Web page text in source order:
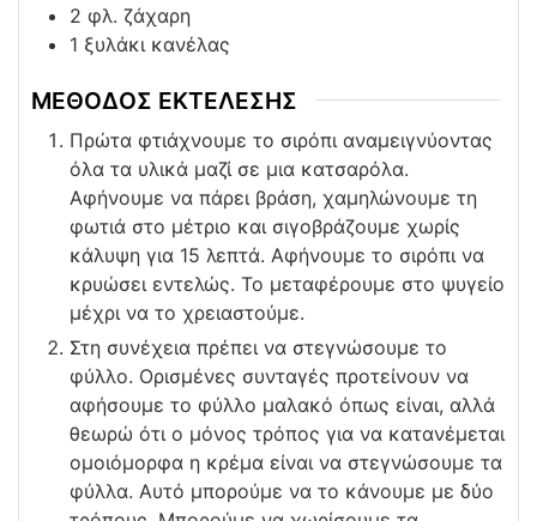
2 φλ. ζάχαρη
1 ξυλάκι κανέλας
ΜΕΘΟΔΟΣ ΕΚΤΕΛΕΣΗΣ
Πρώτα φτιάχνουμε το σιρόπι αναμειγνύοντας
όλα τα υλικά μαζί σε μια κατσαρόλα.
Αφήνουμε να πάρει βράση, χαμηλώνουμε τη
φωτιά στο μέτριο και σιγοβράζουμε χωρίς
κάλυψη για 15 λεπτά. Αφήνουμε το σιρόπι να
κρυώσει εντελώς. Το μεταφέρουμε στο ψυγείο
μέχρι να το χρειαστούμε.
Στη συνέχεια πρέπει να στεγνώσουμε το
φύλλο. Ορισμένες συνταγές προτείνουν να
αφήσουμε το φύλλο μαλακό όπως είναι, αλλά
θεωρώ ότι ο μόνος τρόπος για να κατανέμεται
ομοιόμορφα η κρέμα είναι να στεγνώσουμε τα
φύλλα. Αυτό μπορούμε να το κάνουμε με δύο